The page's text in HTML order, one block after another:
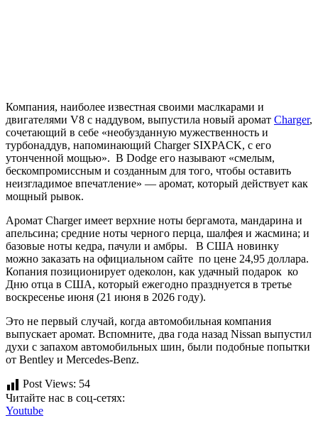
Компания, наиболее известная своими маслкарами и
двигателями V8 с наддувом, выпустила новый аромат Charger,
сочетающий в себе «необузданную мужественность и
турбонаддув, напоминающий Charger SIXPACK, с его
утонченной мощью». В Dodge его называют «смелым,
бескомпромиссным и созданным для того, чтобы оставить
неизгладимое впечатление» — аромат, который действует как
мощный рывок.
Аромат Charger имеет верхние ноты бергамота, мандарина и
апельсина; средние ноты черного перца, шалфея и жасмина; и
базовые ноты кедра, пачули и амбры. В США новинку
можно заказать на официальном сайте по цене 24,95 доллара.
Копания позиционирует одеколон, как удачный подарок ко
Дню отца в США, который ежегодно празднуется в третье
воскресенье июня (21 июня в 2026 году).
Это не первый случай, когда автомобильная компания
выпускает аромат. Вспомните, два года назад Nissan выпустил
духи с запахом автомобильных шин, были подобные попытки
от Bentley и Mercedes-Benz.
Post Views: 54
Читайте нас в соц-сетях:
Youtube